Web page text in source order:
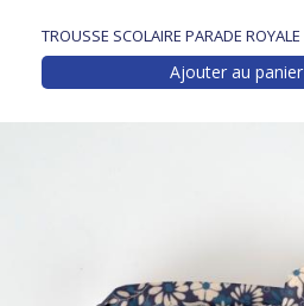
TROUSSE SCOLAIRE PARADE ROYALE
Ajouter au panier